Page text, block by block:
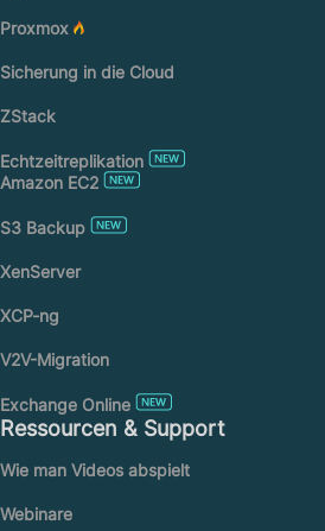
Proxmox
Sicherung in die Cloud
ZStack
Echtzeitreplikation
Amazon EC2
S3 Backup
XenServer
XCP-ng
V2V-Migration
Exchange Online
Ressourcen & Support
Wie man Videos abspielt
Webinare